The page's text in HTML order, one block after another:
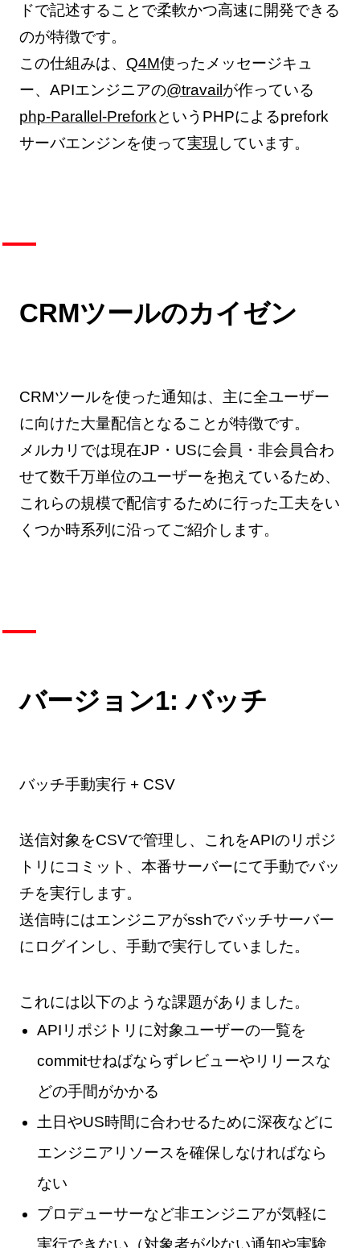
ドで記述することで柔軟かつ高速に開発できる
のが特徴です。
この仕組みは、 Q4M使ったメッセージキュ
ー、APIエンジニアの@travailが作っている
php-Parallel-PreforkというPHPによるprefork
サーバエンジンを使って実現しています。
CRMツールのカイゼン
CRMツールを使った通知は、主に全ユーザー
に向けた大量配信となることが特徴です。
メルカリでは現在JP・USに会員・非会員合わ
せて数千万単位のユーザーを抱えているため、
これらの規模で配信するために行った工夫をい
くつか時系列に沿ってご紹介します。
バージョン1: バッチ
バッチ手動実行 + CSV
送信対象をCSVで管理し、これをAPIのリポジ
トリにコミット、本番サーバーにて手動でバッ
チを実行します。
送信時にはエンジニアがsshでバッチサーバー
にログインし、手動で実行していました。
これには以下のような課題がありました。
APIリポジトリに対象ユーザーの一覧を
commitせねばならずレビューやリリースな
どの手間がかかる
土日やUS時間に合わせるために深夜などに
エンジニアリソースを確保しなければなら
ない
プロデューサーなど非エンジニアが気軽に
実行できない（対象者が少ない通知や実験